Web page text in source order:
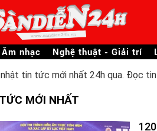
Âm nhạc Nghệ thuật - Giải trí
nhật tin tức mới nhất 24h qua. Đọc
MỚI NHẤT